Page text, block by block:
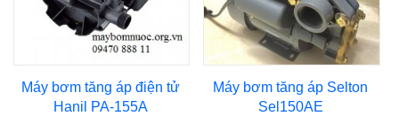
Máy bơm tăng áp điện tử
Hanil PA-155A
Máy bơm tăng áp Selton
Sel150AE